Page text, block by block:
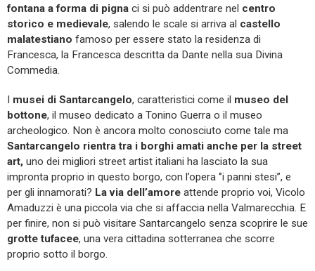
fontana a forma di pigna ci si può addentrare nel centro
storico e medievale, salendo le scale si arriva al castello
malatestiano famoso per essere stato la residenza di
Francesca, la Francesca descritta da Dante nella sua Divina
Commedia.
I musei di Santarcangelo, caratteristici come il museo del
bottone, il museo dedicato a Tonino Guerra o il museo
archeologico. Non è ancora molto conosciuto come tale ma
Santarcangelo rientra tra i borghi amati anche per la street
art, uno dei migliori street artist italiani ha lasciato la sua
impronta proprio in questo borgo, con l’opera ‘’i panni stesi’’, e
per gli innamorati? La via dell’amore attende proprio voi, Vicolo
Amaduzzi è una piccola via che si affaccia nella Valmarecchia. E
per finire, non si può visitare Santarcangelo senza scoprire le sue
grotte tufacee, una vera cittadina sotterranea che scorre
proprio sotto il borgo.